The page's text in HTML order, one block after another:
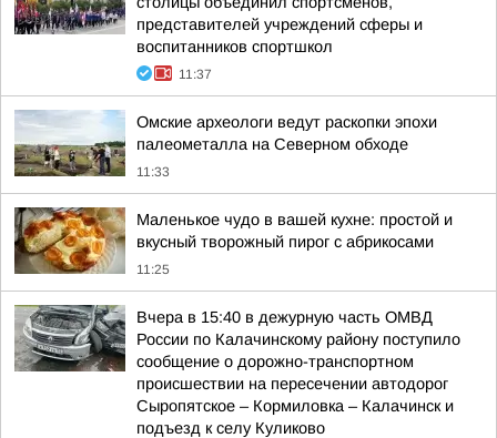
представителей учреждений сферы и
воспитанников спортшкол
11:37
Омские археологи ведут раскопки эпохи
палеометалла на Северном обходе
11:33
Маленькое чудо в вашей кухне: простой и
вкусный творожный пирог с абрикосами
11:25
Вчера в 15:40 в дежурную часть ОМВД
России по Калачинскому району поступило
сообщение о дорожно-транспортном
происшествии на пересечении автодорог
Сыропятское – Кормиловка – Калачинск и
подъезд к селу Куликово